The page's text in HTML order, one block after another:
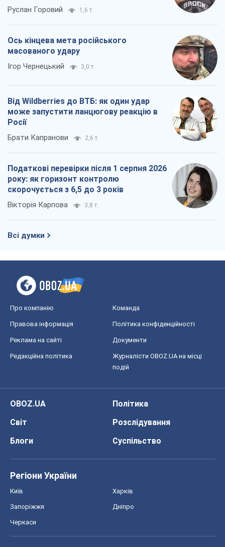
Руслан Горовий 1,6 т.
Ось кінцева мета російського
масованого удару
Ігор Чернецький 3,0 т.
Від Wildberries до ВТБ: як один удар
може запустити ланцюгову реакцію в
Росії
Брати Капранови 2,6 т.
Податкові перевірки після 1 серпня 2026
року: як горизонт контролю
скорочується з 6,5 до 3 років
Вікторія Карпова 3,8 т.
Всі думки
Про компанію Команда
Правова інформація Політика конфіденційності
Реклама на сайті Документи
Редакційна політика
Журналісти OBOZ.UA на місці
подій
OBOZ.UA
Політика
Світ
Розслідування
Блоги
Суспільство
Регіони України
Київ Харків
Запоріжжя Дніпро
Черкаси